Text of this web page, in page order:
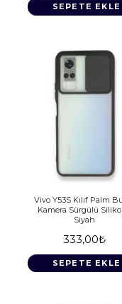
SEPETE EKLE
Vivo Y53S Kılıf Palm
Kamera Sürgülü
Siyah
333,00₺
SEPETE EKLE